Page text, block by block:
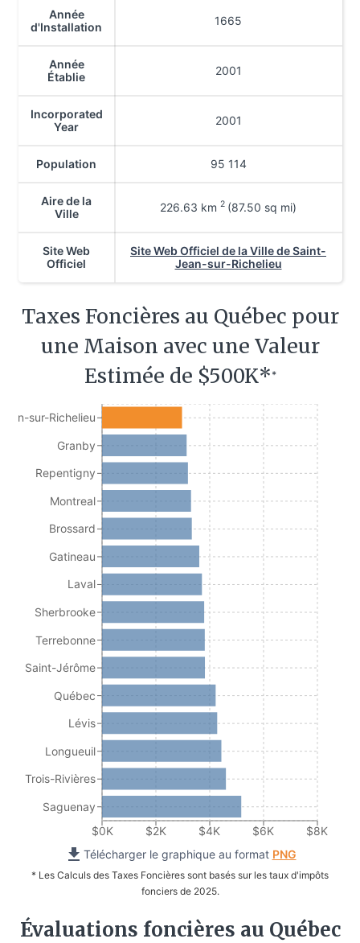
Année
d'Installation
1665
Année
Établie
2001
Incorporated
Year
2001
Population 95 114
Aire de la
Ville
226.63 km 2 (87.50 sq mi)
Site Web
Officiel
Site Web Officiel de la Ville de Saint-
Jean-sur-Richelieu
Taxes Foncières au Québec pour
une Maison avec une Valeur
Estimée de $500K* *
$0K $2K $4K $6K $8K
sur-Richelieu
Granby
Repentigny
Montreal
Brossard
Gatineau
Laval
Sherbrooke
Terrebonne
Saint-Jérôme
Québec
Lévis
Longueuil
Trois-Rivières
Saguenay
Télécharger le graphique au format PNG
* Les Calculs des Taxes Foncières sont basés sur les taux d'impôts
fonciers de 2025.
Évaluations foncières au Québec